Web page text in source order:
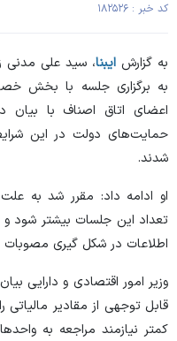
کد خبر : ۱۸۲۵۲۶
به گزارش ایبنا، سید علی مدنی
به برگزاری جلسه با بخش
اعضای اتاق اصناف با
حمایت‌های دولت در این
شدند.
او ادامه داد: مقرر شد به
تعداد این جلسات بیشتر شود و
اطلاعات در شکل گیری مصوبات
وزیر امور اقتصادی و دارایی
قابل توجهی از مقادیر مالیاتی
کمتر نیازمند مراجعه به